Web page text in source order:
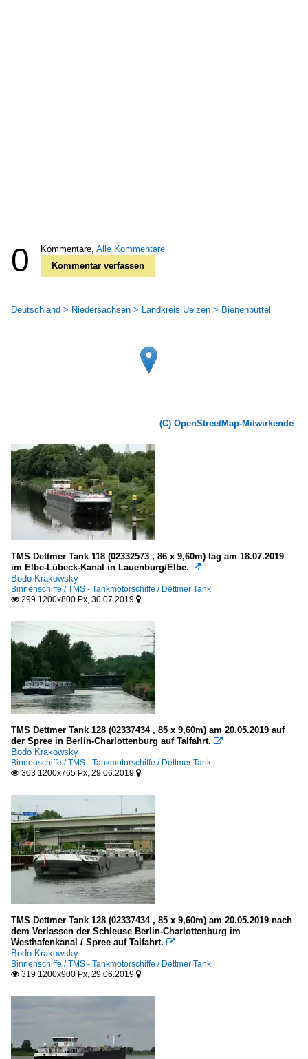
0 Kommentare, Alle Kommentare
Kommentar verfassen
Deutschland > Niedersachsen > Landkreis Uelzen > Bienenbüttel
(C) OpenStreetMap-Mitwirkende
TMS Dettmer Tank 118 (02332573 , 86 x 9,60m) lag am 18.07.2019
im Elbe-Lübeck-Kanal in Lauenburg/Elbe. 
Bodo Krakowsky
Binnenschiffe / TMS - Tankmotorschiffe / Dettmer Tank
 299 1200x800 Px, 30.07.2019 
TMS Dettmer Tank 128 (02337434 , 85 x 9,60m) am 20.05.2019 auf
der Spree in Berlin-Charlottenburg auf Talfahrt. 
Bodo Krakowsky
Binnenschiffe / TMS - Tankmotorschiffe / Dettmer Tank
 303 1200x765 Px, 29.06.2019 
TMS Dettmer Tank 128 (02337434 , 85 x 9,60m) am 20.05.2019 nach
dem Verlassen der Schleuse Berlin-Charlottenburg im
Westhafenkanal / Spree auf Talfahrt. 
Bodo Krakowsky
Binnenschiffe / TMS - Tankmotorschiffe / Dettmer Tank
 319 1200x900 Px, 29.06.2019 